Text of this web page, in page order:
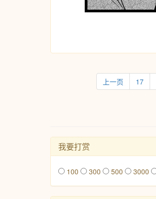
上一页 17
我要打赏
100 300 500 3000